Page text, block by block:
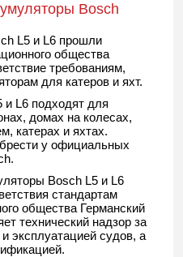
Bosch
прошли
L5 и L6 прошли
общества
требованиям,
для катеров и яхт.
L6 подходят для
домах на колесах,
катерах и яхтах.
у официальных
Bosch L5 и L6
стандартам
общества Германский
технический надзор за
эксплуатацией судов, а